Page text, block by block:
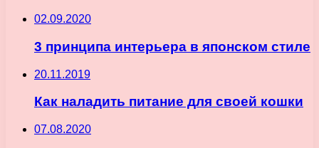
02.09.2020
3 принципа интерьера в японском стиле
20.11.2019
Как наладить питание для своей кошки
07.08.2020